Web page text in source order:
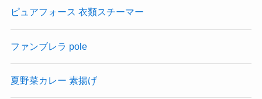
ピュアフォース 衣類スチーマー
ファンブレラ pole
夏野菜カレー 素揚げ